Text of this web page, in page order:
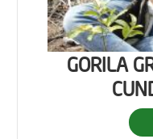
GORILA